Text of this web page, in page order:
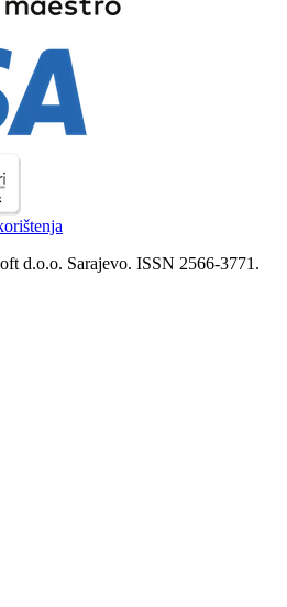
d.o.o. Sarajevo. ISSN 2566-3771.